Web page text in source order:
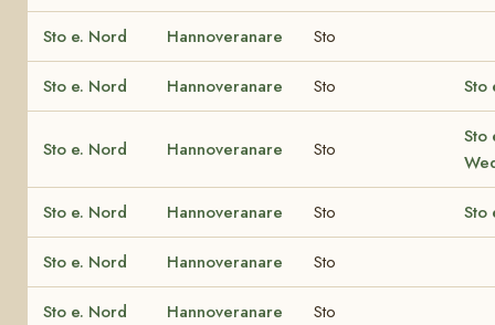
Sto e. Nord Hannoveranare Sto
Sto e. Nord Hannoveranare Sto Sto
Sto e. Nord Hannoveranare Sto
Sto
Sto e. Nord Hannoveranare Sto Sto
Sto e. Nord Hannoveranare Sto
Sto e. Nord Hannoveranare Sto